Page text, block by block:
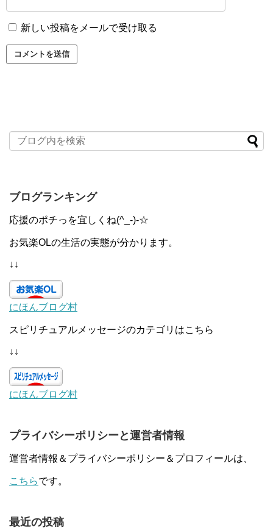
新しい投稿をメールで受け取る
ブログランキング
応援のポチっを宜しくね(^_-)-☆
お気楽OLの生活の実態が分かります。
↓↓
にほんブログ村
スピリチュアルメッセージのカテゴリはこちら
↓↓
にほんブログ村
プライバシーポリシーと運営者情報
運営者情報＆プライバシーポリシー＆プロフィールは、
こちらです。
最近の投稿